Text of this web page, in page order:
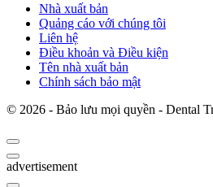
Nhà xuất bản
Quảng cáo với chúng tôi
Liên hệ
Điều khoản và Điều kiện
Tên nhà xuất bản
Chính sách bảo mật
© 2026 - Bảo lưu mọi quyền - Dental
advertisement